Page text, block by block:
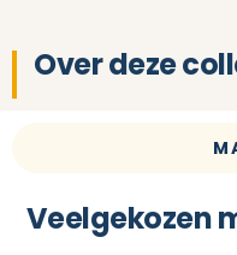
Over deze
Veelgekozen